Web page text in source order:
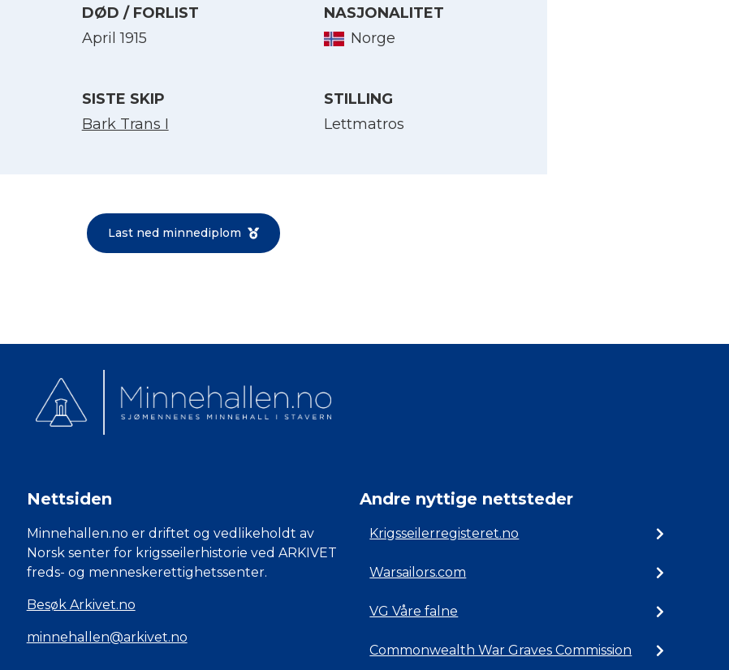
DØD / FORLIST
April 1915
NASJONALITET
Norge
SISTE SKIP
Bark Trans I
STILLING
Lettmatros
Last ned minnediplom
Nettsiden
Minnehallen.no er driftet og vedlikeholdt av
Norsk senter for krigsseilerhistorie ved ARKIVET
freds- og menneskerettighetssenter.
Besøk Arkivet.no
minnehallen@arkivet.no
Andre nyttige nettsteder
Krigsseilerregisteret.no
Warsailors.com
VG Våre falne
Commonwealth War Graves Commission
Norsk bokmål